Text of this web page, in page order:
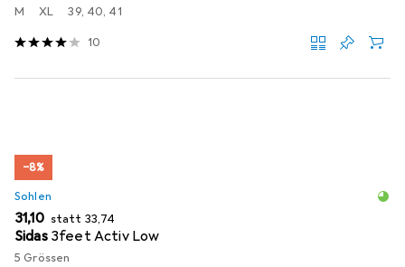
M XL 39, 40, 41
10
−8%
Sohlen
EUR
31,10 statt EUR
33,74
Sidas 3feet Activ Low
5 Grössen